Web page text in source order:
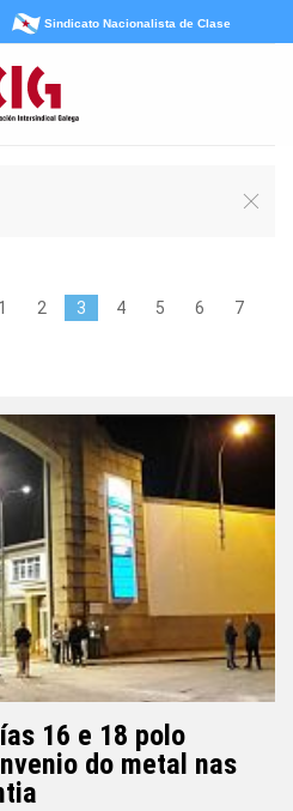
Sindicato Nacionalista de Clase
1 2 3 4 5 6
7
16 e 18 polo
do metal nas